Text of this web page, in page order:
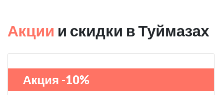
Акции и скидки в Туймазах
Акция -10%